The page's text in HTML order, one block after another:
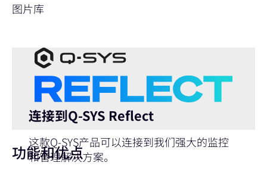
图片库
连接到Q-SYS Reflect
这款Q-SYS产品可以连接到我们强大的监控
和管理解决方案。
功能和优点